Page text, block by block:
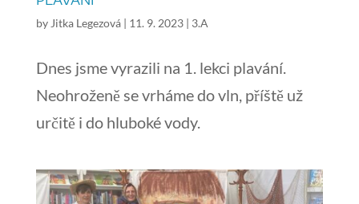
by Jitka Legezová| 11. 9. 2023| 3.A
Dnes jsme vyrazili na 1. lekci plavání.
Neohroženě se vrháme do vln, příště už
určitě i do hluboké vody.